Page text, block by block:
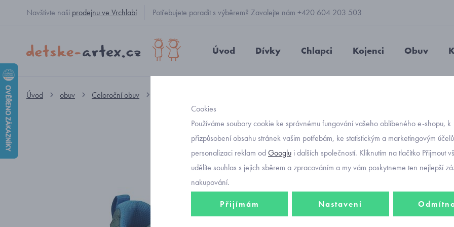
Navštivte naši prodejnu ve Vrchlabí Potřebujete poradit s výběrem? Zavolejte nám +420 604 203 503
Úvod Dívky Chlapci Kojenci Obuv
Úvod obuv Celoroční obuv
Objednávací
1 637
Cookies
Používáme soubory cookie ke správnému fungování vašeho oblíbeného e-shopu, k
přizpůsobení obsahu stránek vašim potřebám, ke statistickým a marketingovým
personalizaci reklam odGooglu i dalších společností. Kliknutím na tlačítko Přijmout
udělíte souhlas s jejich sběrem a zpracováním a my vám poskytneme ten nejlepší
nakupování.
Přijímám Nastavení